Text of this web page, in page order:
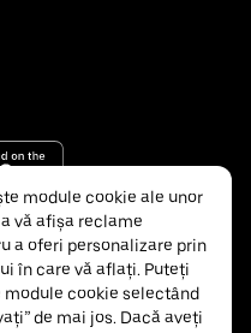
module cookie ale unor
vă afișa reclame
a oferi personalizare prin
în care vă aflați. Puteți
module cookie selectând
de mai jos. Dacă aveți